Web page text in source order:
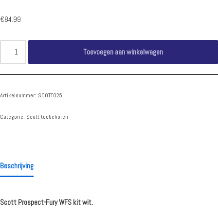
€84.99
Toevoegen aan winkelwagen
Artikelnummer: SCOTT025
Categorie: Scott toebehoren
Beschrijving
Scott Prospect-Fury WFS kit wit.